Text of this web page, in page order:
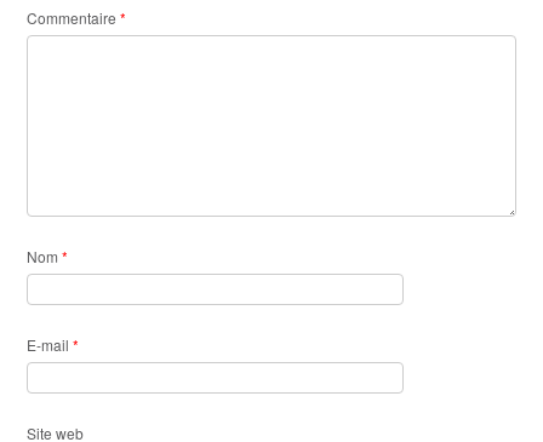
Commentaire *
Nom *
E-mail *
Site web